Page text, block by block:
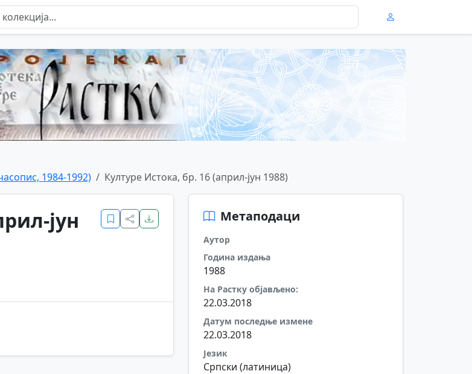
1984-1992) Културе Истока, бр. 16 (април-јун 1988)
јун
Метаподаци
Аутор
Година издања
1988
На Растку објављено:
22.03.2018
Датум последње измене
22.03.2018
Језик
Српски (латиница)